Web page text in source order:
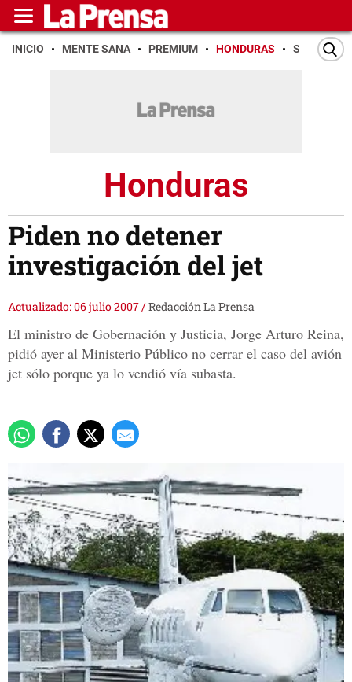
INICIO MENTE SANA PREMIUM HONDURAS SAN PEDRO
Honduras
Piden no detener
investigación del jet
Actualizado: 06 julio 2007/Redacción La Prensa
El ministro de Gobernación y Justicia, Jorge Arturo Reina,
pidió ayer al Ministerio Público no cerrar el caso del avión
jet sólo porque ya lo vendió vía subasta.